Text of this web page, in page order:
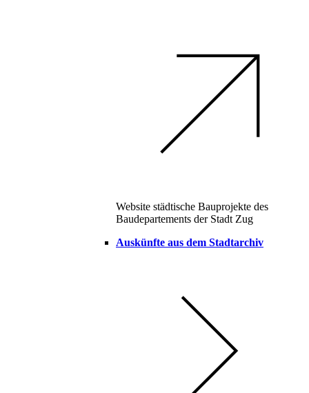
Website städtische Bauprojekte des
Baudepartements der Stadt Zug
Auskünfte aus dem Stadtarchiv